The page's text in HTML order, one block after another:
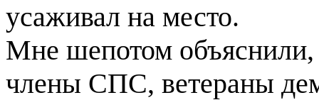
усаживал на место.
Мне шепотом объяснили,
члены СПС, ветераны